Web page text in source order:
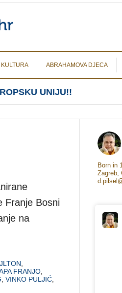
KULTURA ABRAHAMOVA DJECA
UNIJU!!
Franje Bosni
na
FRANJO
VINKO PULJIĆ
Born in
Zagreb,